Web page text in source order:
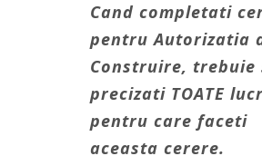
Cand completati
pentru Autorizatia
Construire, trebuie
precizati TOATE
pentru care faceti
aceasta cerere.